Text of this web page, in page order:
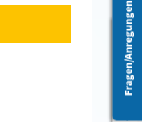
Barrierefreiheit
Fragen/Anregungen